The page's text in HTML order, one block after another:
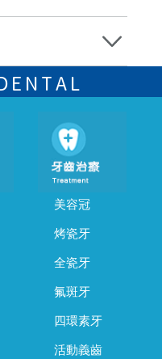
用，而匯率會及時告知客人
我們，告知我們你原本預約
美容冠
烤瓷牙
全瓷牙
氟斑牙
四環素牙
活動義齒